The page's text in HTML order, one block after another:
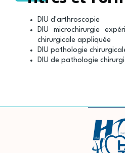
DIU d'arthroscopie
DIU microchirurgie
chirurgicale appliquée
DIU pathologie
DIU de pathologie